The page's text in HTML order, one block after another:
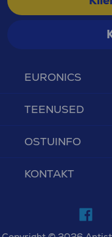
EURONICS
TEENUSED
OSTUINFO
KONTAKT